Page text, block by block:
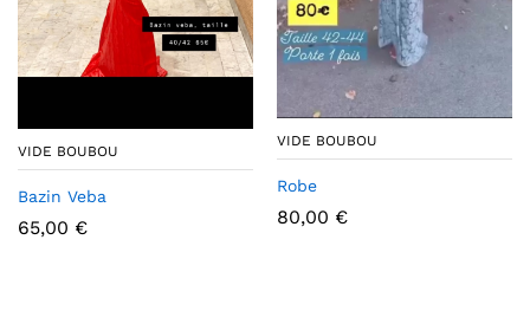
VIDE BOUBOU
Bazin Veba
65,00 €
VIDE BOUBOU
Robe
80,00 €